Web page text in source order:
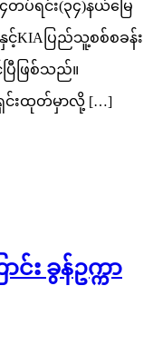
တပ်ရင်း(၃၄)နယ်မြေ
KIAပြည်သူ့စစ်စခန်း
ြီဖြစ်​သည်။
ရှင်းထုတ်မှာလို့ […]
း ခွန်ဥက္ကာ